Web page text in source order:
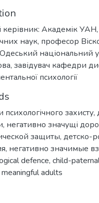
Академік
наук, професор
національний
завідувач кафедри
психології
психологічного захисту,
, негативно значущі
защиты, детско-
, негативно значимые
defence, child-
adults